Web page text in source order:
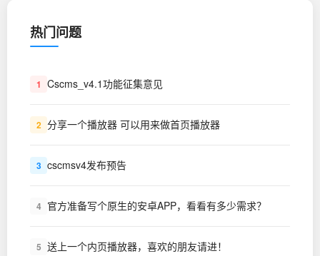
热门问题
1 Cscms_v4.1功能征集意见
2 分享一个播放器 可以用来做首页播放器
3 cscmsv4发布预告
4 官方准备写个原生的安卓APP，看看有多少需求？
5 送上一个内页播放器，喜欢的朋友请进！